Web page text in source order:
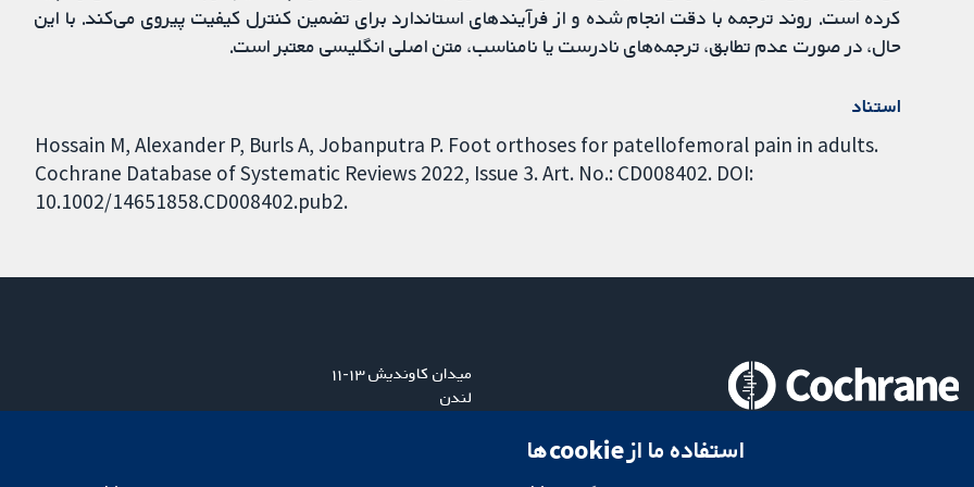
کرده است. روند ترجمه با دقت انجام شده و از فرآیندهای استاندارد برای تضمین کنترل کیفیت پیروی می‌کند. با این
حال، در صورت عدم تطابق، ترجمه‌های نادرست یا نامناسب، متن اصلی انگلیسی معتبر است.
استناد
Hossain M, Alexander P, Burls A, Jobanputra P. Foot orthoses for patellofemoral pain in adults.
Cochrane Database of Systematic Reviews 2022, Issue 3. Art. No.: CD008402. DOI:
10.1002/14651858.CD008402.pub2.
میدان کاوندیش ۱۳-۱۱
لندن
استفاده ما از cookie‌ها